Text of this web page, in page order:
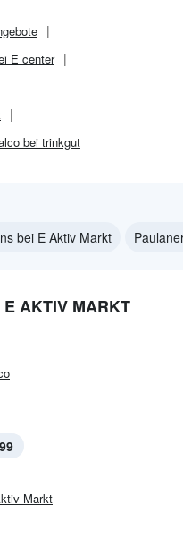
E center
bei trinkgut
bei E Aktiv Markt
AKTIV MARKT
Markt